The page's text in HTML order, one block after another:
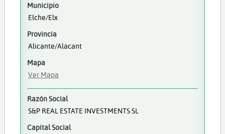
Municipio
Elche/Elx
Provincia
Alicante/Alacant
Mapa
Ver Mapa
Razón Social
S&P REAL ESTATE INVESTMENTS SL
Capital Social